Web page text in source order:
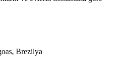
Brezilya